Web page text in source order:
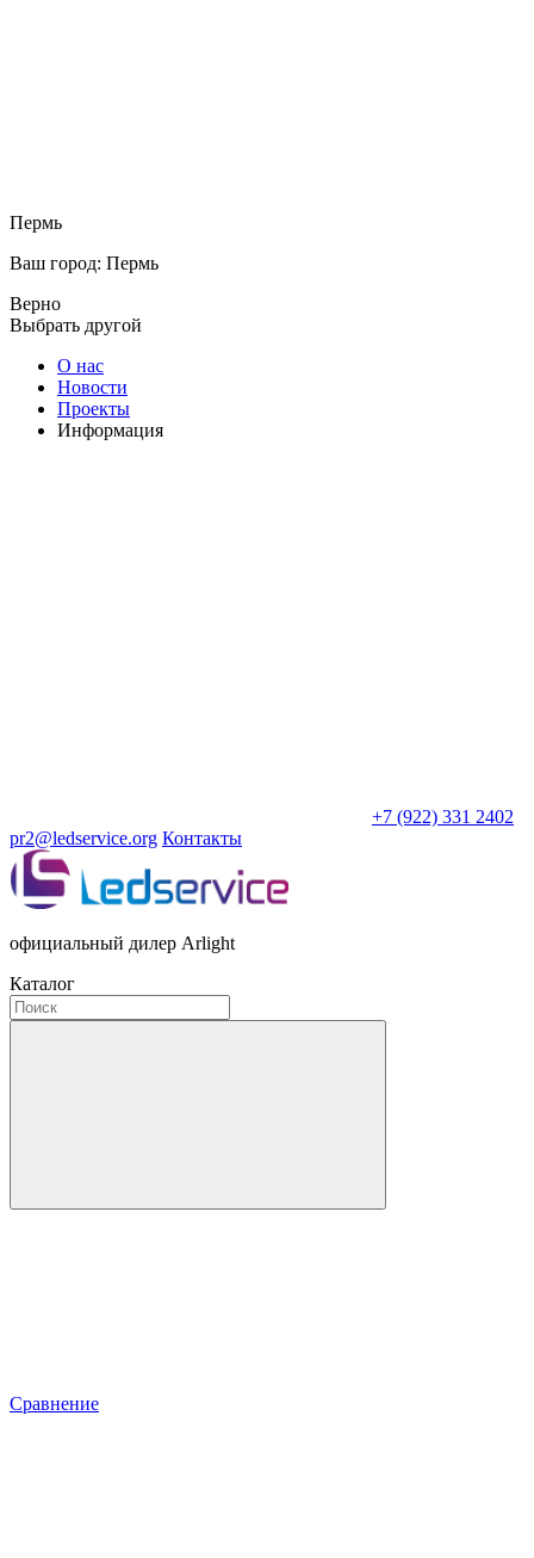
Пермь
Ваш город: Пермь
Верно
Выбрать другой
О нас
Новости
Проекты
Информация
+7 (922) 331 2402
pr2@ledservice.org Контакты
официальный дилер Arlight
Каталог
Сравнение